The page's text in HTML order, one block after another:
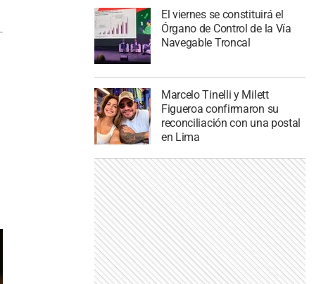
El viernes se constituirá el
Órgano de Control de la Vía
Navegable Troncal
Marcelo Tinelli y Milett
Figueroa confirmaron su
reconciliación con una postal
en Lima